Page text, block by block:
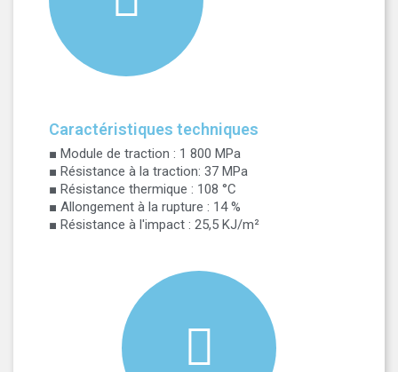
Caractéristiques techniques
■ Module de traction : 1 800 MPa
■ Résistance à la traction: 37 MPa
■ Résistance thermique : 108 °C
■ Allongement à la rupture : 14 %
■ Résistance à l'impact : 25,5 KJ/m²